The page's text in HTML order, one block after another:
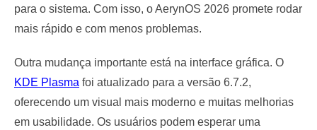
para o sistema. Com isso, o AerynOS 2026 promete rodar
mais rápido e com menos problemas.
Outra mudança importante está na interface gráfica. O
KDE Plasma foi atualizado para a versão 6.7.2,
oferecendo um visual mais moderno e muitas melhorias
em usabilidade. Os usuários podem esperar uma